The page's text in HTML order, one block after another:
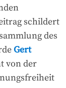
schildert
des
Gert
von der